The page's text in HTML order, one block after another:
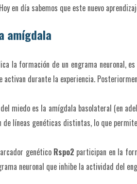
en día sabemos que este nuevo
amígdala
la formación de un engrama
activan durante la experiencia.
miedo es la amígdala basolateral (en
de líneas genéticas distintas, lo que
genético Rspo2 participan en la
neuronal que inhibe la actividad del